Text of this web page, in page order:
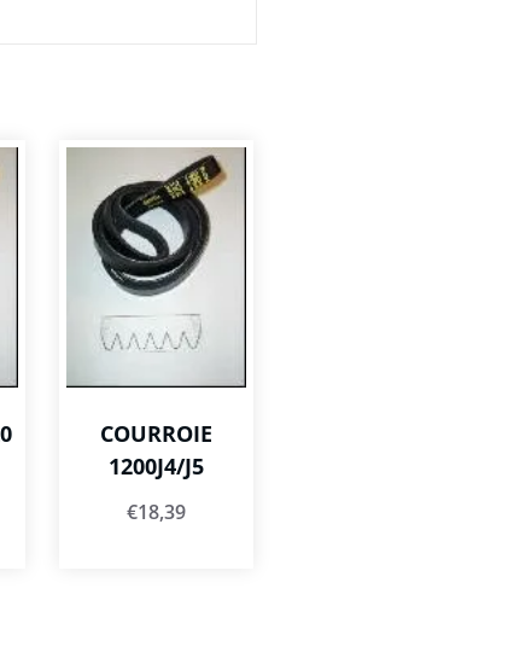
COURROIE
1200J4/J5
€18,39